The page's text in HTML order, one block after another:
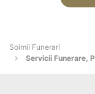
Soimii Funerari
Servicii Funerare,